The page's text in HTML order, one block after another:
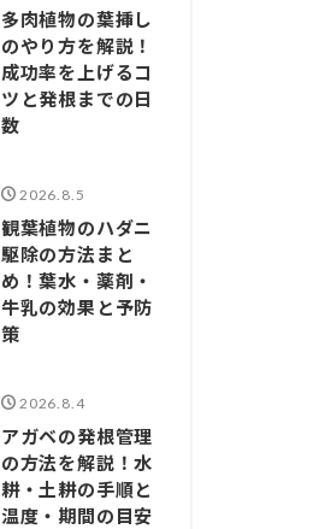
多肉植物の葉挿し
のやり方を解説！
成功率を上げるコ
ツと発根までの日
数
2026.8.5
観葉植物のハダニ
駆除の方法まと
め！葉水・薬剤・
牛乳の効果と予防
策
2026.8.4
アガベの発根管理
の方法を解説！水
耕・土耕の手順と
温度・期間の目安